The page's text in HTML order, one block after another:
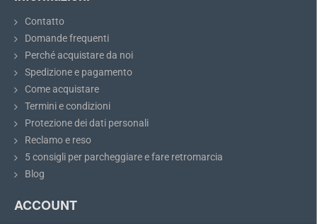
Raccomandazione:
Prima dell'acquisto, si prega di misurare le
dimensioni della luce sopra la targa e confrontarle con il modello
selezionato.
Contatto
Domande frequenti
Perché acquistare da noi
Spedizione e pagamento
Come acquistare
Termini e condizioni
Protezione dei dati personali
Reclamo e reso
5 consigli per parcheggiare e fare retromarcia
Blog
ACCOUNT